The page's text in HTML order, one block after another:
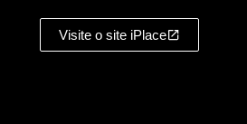
Visite o site iPlace